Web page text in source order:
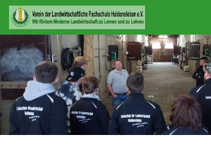
Zum Inhalt springen